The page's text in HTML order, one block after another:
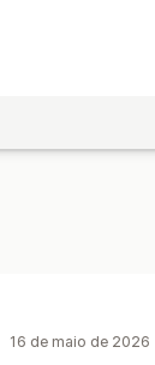
16 de maio de 2026